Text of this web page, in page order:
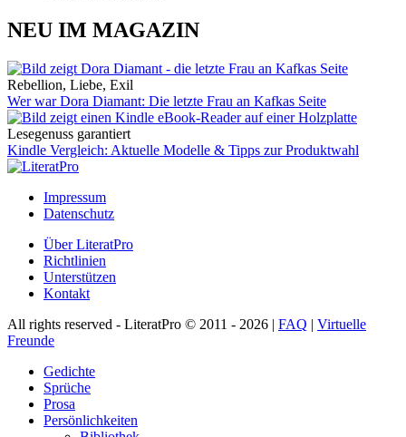
NEU IM MAGAZIN
Rebellion, Liebe, Exil
Wer war Dora Diamant: Die letzte Frau an Kafkas Seite
Lesegenuss garantiert
Kindle Vergleich: Aktuelle Modelle & Tipps zur Produktwahl
Impressum
Datenschutz
Über LiteratPro
Richtlinien
Unterstützen
Kontakt
All rights reserved - LiteratPro © 2011 - 2026 | FAQ | Virtuelle
Freunde
Gedichte
Sprüche
Prosa
Persönlichkeiten